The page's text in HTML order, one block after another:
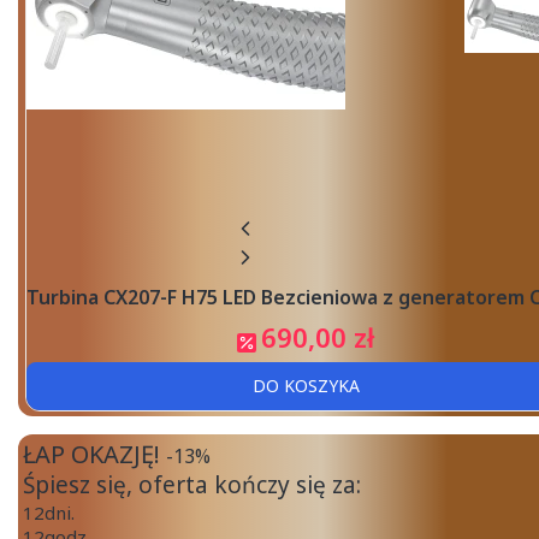
Turbina CX207-F H75 LED Bezcieniowa z generatorem
690,00 zł
DO KOSZYKA
ŁAP OKAZJĘ! -13%
Śpiesz się, oferta kończy się za:
12dni.